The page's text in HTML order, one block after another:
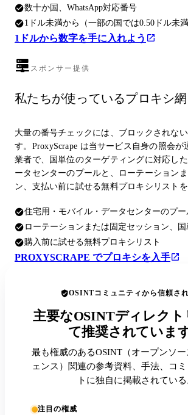
数十か国、WhatsApp対応番号
1ドル未満から（一部の国では0.50ドル未満
1ドルから数字を手に入れよう
スポンサー提供
私たちが使っているプロキシ網
大量の番号チェックには、ブロックされな
す。ProxyScrape は当サービス自身の照会
業者で、国単位のターゲティングに対応し
ータセンターのプールと、ローテーション
ン、支払い前に試せる無料プロキシリストを
住宅用・モバイル・データセンターのプー
ローテーションまたは固定セッション、
購入前に試せる無料プロキシリスト
PROXYSCRAPE でプロキシを入手
OSINTコミュニティから信頼さ
主要なOSINTディレクト
て推奨されています
最も権威のあるOSINT（オープンソ
ェンス）関連の参考資料、手法、コ
トに独自に掲載されている
注目の権威